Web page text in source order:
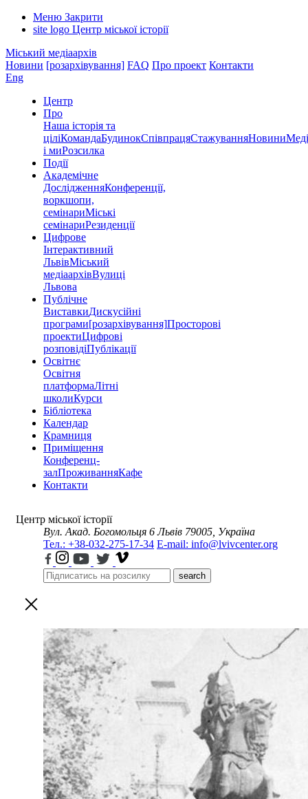
Меню Закрити
site logo Центр міської історії
Міський медіаархів
Новини [розархівування] FAQ Про проект Контакти
Eng
Центр
Про
Наша історія та
ціліКомандаБудинокСпівпрацяСтажуванняНовини
і миРозсилка
Події
Академічне
ДослідженняКонференції,
воркшопи,
семінариМіські
семінариРезиденції
Цифрове
Інтерактивний
ЛьвівМіський
медіаархівВулиці
Львова
Публічне
ВиставкиДискусійні
програми[розархівування]Просторові
проектиЦифрові
розповідіПублікації
Освітнє
Освітня
платформаЛітні
школиКурси
Бібліотека
Календар
Крамниця
Приміщення
Конференц-
залПроживанняКафе
Контакти
Центр міської історії
Вул. Акад. Богомольця 6 Львів 79005, Україна
Тел.: +38-032-275-17-34 E-mail: info@lvivcenter.org
search